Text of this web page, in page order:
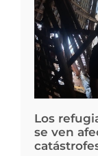
Los
se ven